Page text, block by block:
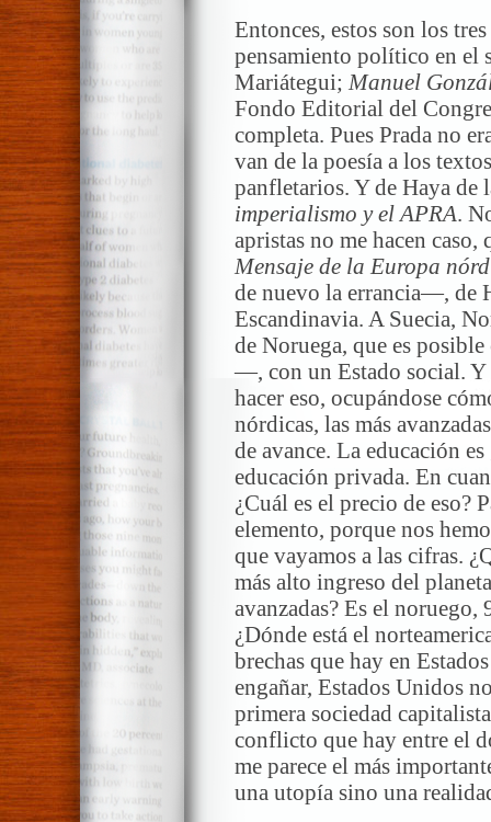
Entonces, estos son los
pensamiento político en
Mariátegui; Manuel
Fondo Editorial del
completa. Pues Prada no
van de la poesía a los
panfletarios. Y de Haya de
imperialismo y el APRA.
apristas no me hacen
Mensaje de la Europa
de nuevo la errancia—, de
Escandinavia. A Suecia,
de Noruega, que es
—, con un Estado social. Y
hacer eso, ocupándose
nórdicas, las más
de avance. La educación
educación privada. En
¿Cuál es el precio de eso?
elemento, porque nos
que vayamos a las cifras.
más alto ingreso del
avanzadas? Es el
¿Dónde está el
brechas que hay en
engañar, Estados Unidos
primera sociedad
conflicto que hay entre el
me parece el más
una utopía sino una